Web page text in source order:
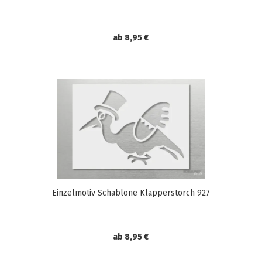
ab 8,95 €
Einzelmotiv Schablone Klapperstorch 927
ab 8,95 €